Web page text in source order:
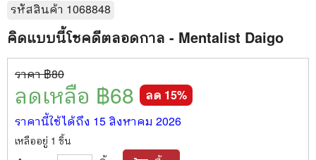
รหัสสินค้า 1068848
คิดแบบนี้โชคดีตลอดกาล - Mentalist Daigo
ราคา ฿80
ลดเหลือ ฿68 ลด 15%
ราคานี้ใช้ได้ถึง 15 สิงหาคม 2026
เหลืออยู่ 1 ชิ้น